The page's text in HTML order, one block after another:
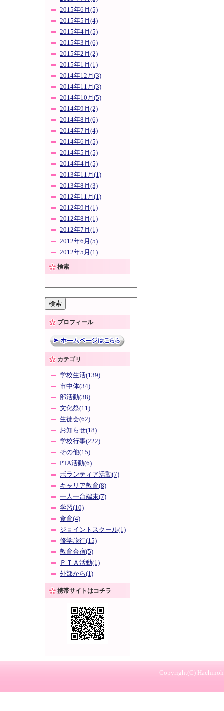
2015年6月(5)
2015年5月(4)
2015年4月(5)
2015年3月(6)
2015年2月(2)
2015年1月(1)
2014年12月(3)
2014年11月(3)
2014年10月(5)
2014年9月(2)
2014年8月(6)
2014年7月(4)
2014年6月(5)
2014年5月(5)
2014年4月(5)
2013年11月(1)
2013年8月(3)
2012年11月(1)
2012年9月(1)
2012年8月(1)
2012年7月(1)
2012年6月(5)
2012年5月(1)
検索
プロフィール
カテゴリ
学校生活(139)
市中体(34)
部活動(38)
文化祭(11)
生徒会(62)
お知らせ(18)
学校行事(222)
その他(15)
PTA活動(6)
ボランティア活動(7)
キャリア教育(8)
一人一台端末(7)
学習(10)
食育(4)
ジョイントスクール(1)
修学旅行(15)
教育合宿(5)
ＰＴＡ活動(1)
外部から(1)
携帯サイトはコチラ
Copyright(C)